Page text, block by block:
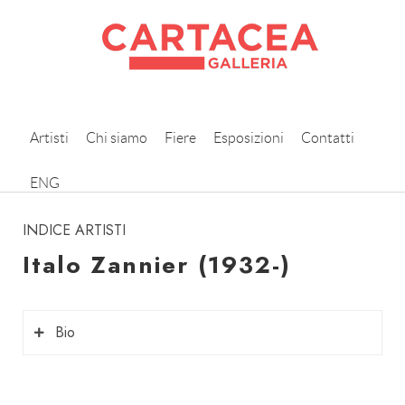
Artisti Chi siamo Fiere Esposizioni Contatti
ENG
INDICE ARTISTI
Italo Zannier (1932-)
Bio